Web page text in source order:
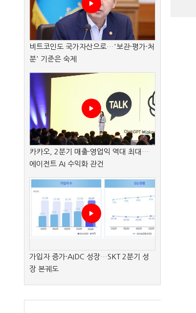
비트코인도 국가자산으로…'보관·평가·처
분' 기준은 숙제
카카오, 2분기 매출·영업익 역대 최대…
에이전트 AI 수익화 관건
가입자 증가·AIDC 성장…SKT 2분기 성
장 본궤도